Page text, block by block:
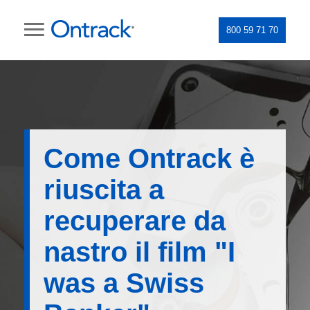
800 59 71 70
Come Ontrack è
riuscita a
recuperare da
nastro il film "I
was a Swiss